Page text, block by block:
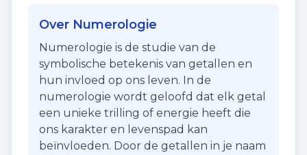
Over Numerologie
Numerologie is de studie van de
symbolische betekenis van getallen en
hun invloed op ons leven. In de
numerologie wordt geloofd dat elk getal
een unieke trilling of energie heeft die
ons karakter en levenspad kan
beïnvloeden. Door de getallen in je naam